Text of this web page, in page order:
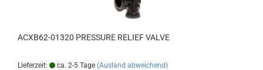
ACXB62-01320 PRESSURE RELIEF VALVE
Lieferzeit: ca. 2-5 Tage (Ausland abweichend)